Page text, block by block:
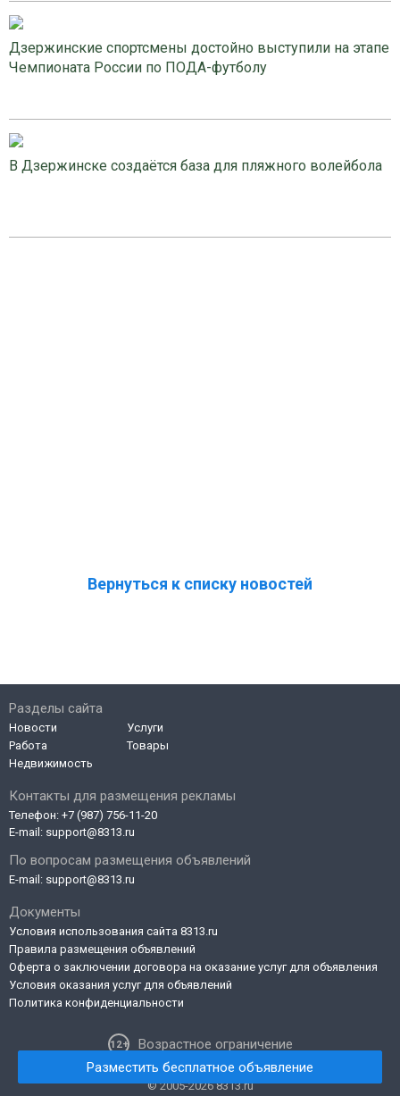
Дзержинские спортсмены достойно выступили на этапе
Чемпионата России по ПОДА-футболу
В Дзержинске создаётся база для пляжного волейбола
Вернуться к списку новостей
Контакты для размещения рекламы
Телефон: +7 (987) 756-11-20
E-mail: support@8313.ru
По вопросам размещения объявлений
E-mail: support@8313.ru
Документы
Условия использования сайта 8313.ru
Правила размещения объявлений
Оферта о заключении договора на оказание услуг для объявления
Условия оказания услуг для объявлений
Политика конфиденциальности
Возрастное ограничение
Разделы сайта
Новости
Работа
Недвижимость
Услуги
Товары
© 2005-2026 8313.ru
Разместить бесплатное объявление